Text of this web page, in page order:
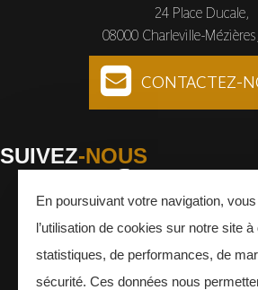
24 Place Ducale,
08000 Charleville-
CONTACTEZ-
SUIVEZ-NOUS
Facebook Instagram
En poursuivant votre navigation,
l’utilisation de cookies sur notre site
statistiques, de performances, de
sécurité. Ces données nous